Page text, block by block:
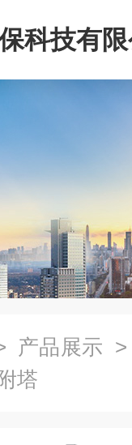
科技有
产品展示
塔